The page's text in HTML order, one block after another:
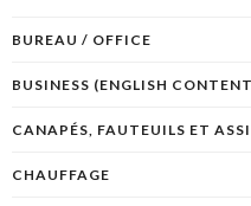
BUREAU / OFFICE
BUSINESS (ENGLISH
CANAPÉS, FAUTEUILS ET
CHAUFFAGE